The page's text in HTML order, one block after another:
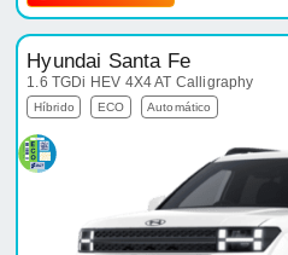
Hyundai Santa Fe
1.6 TGDi HEV 4X4 AT Calligraphy
Híbrido ECO Automático